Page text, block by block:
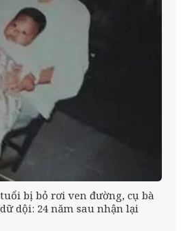
bị bỏ rơi ven đường, cụ bà
dội: 24 năm sau nhận lại